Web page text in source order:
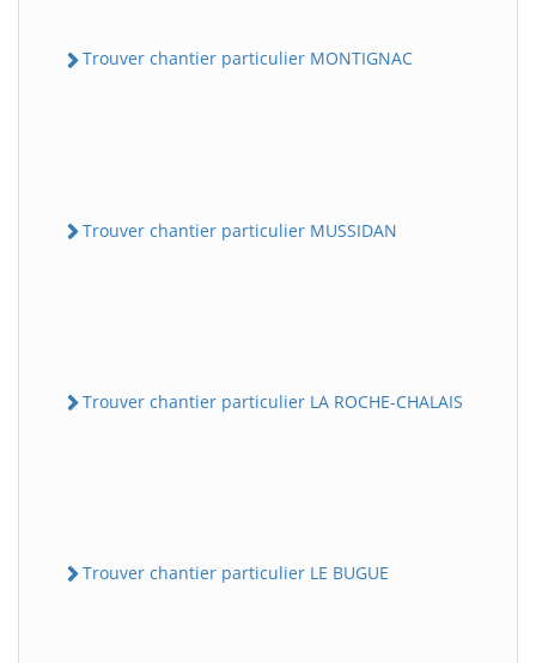
Trouver chantier particulier MONTIGNAC
Trouver chantier particulier MUSSIDAN
Trouver chantier particulier LA ROCHE-CHALAIS
Trouver chantier particulier LE BUGUE